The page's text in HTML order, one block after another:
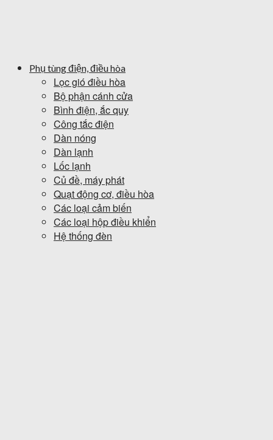
Phụ tùng điện, điều hòa
Lọc gió điều hòa
Bộ phận cánh cửa
Bình điện, ắc quy
Công tắc điện
Dàn nóng
Dàn lạnh
Lốc lạnh
Củ đề, máy phát
Quạt động cơ, điều hòa
Các loại cảm biến
Các loại hộp điều khiển
Hệ thống đèn